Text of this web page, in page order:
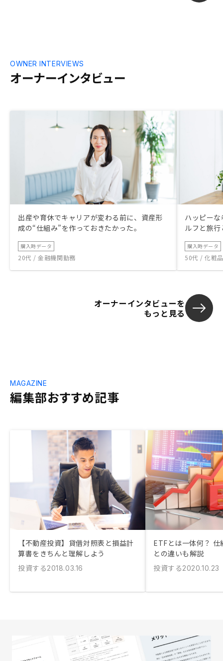
オーナーインタビュー
OWNER INTERVIEWS
出産や育休でキャリアが変わる前に、資産形
成の“仕組み”を作っておきたかった。
購入時データ
20代 / 金融機関勤務
ハッピー
ルフと旅
購入時データ
50代 / 化粧
オーナーインタビューを
もっと見る
編集部おすすめ記事
MAGAZINE
【不動産投資】貸借対照表と損益計
算書をきちんと理解しよう
投資する2018.03.16
ETFとは一体何？ 仕
との違いも解説
投資する2020.10.23